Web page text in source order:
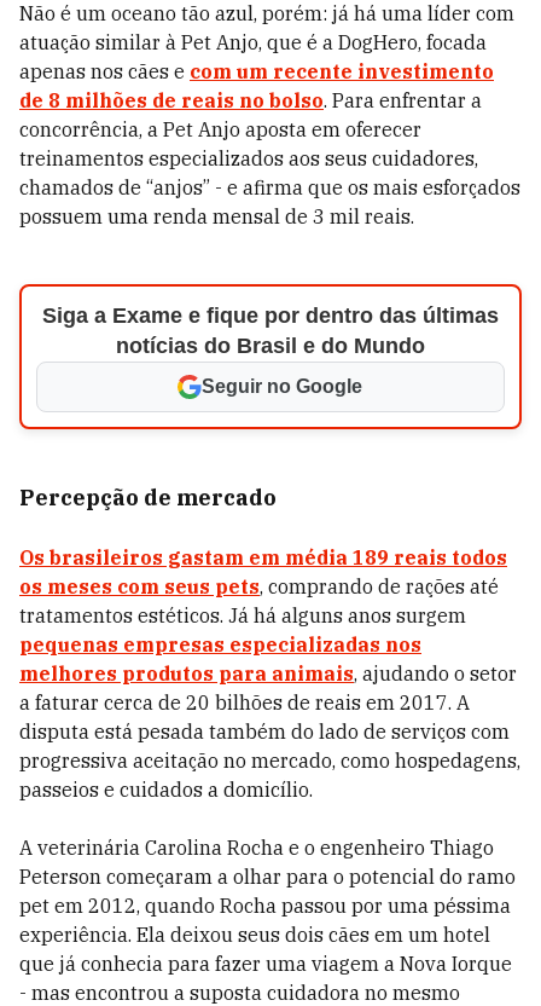
Não é um oceano tão azul, porém: já há uma líder com
atuação similar à Pet Anjo, que é a DogHero, focada
apenas nos cães e com um recente investimento
de 8 milhões de reais no bolso. Para enfrentar a
concorrência, a Pet Anjo aposta em oferecer
treinamentos especializados aos seus cuidadores,
chamados de “anjos” - e afirma que os mais esforçados
possuem uma renda mensal de 3 mil reais.
Siga a Exame e fique por dentro das últimas
notícias do Brasil e do Mundo
Seguir no Google
Percepção de mercado
Os brasileiros gastam em média 189 reais todos
os meses com seus pets, comprando de rações até
tratamentos estéticos. Já há alguns anos surgem
pequenas empresas especializadas nos
melhores produtos para animais, ajudando o setor
a faturar cerca de 20 bilhões de reais em 2017. A
disputa está pesada também do lado de serviços com
progressiva aceitação no mercado, como hospedagens,
passeios e cuidados a domicílio.
A veterinária Carolina Rocha e o engenheiro Thiago
Peterson começaram a olhar para o potencial do ramo
pet em 2012, quando Rocha passou por uma péssima
experiência. Ela deixou seus dois cães em um hotel
que já conhecia para fazer uma viagem a Nova Iorque
- mas encontrou a suposta cuidadora no mesmo